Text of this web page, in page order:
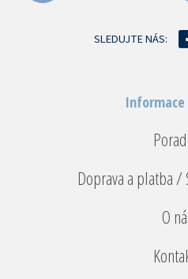
SLEDUJTE NÁS:
Informace
Doprava a platba /
O